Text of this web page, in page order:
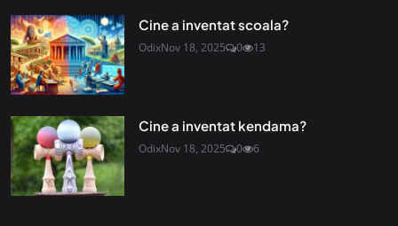
Cine a inventat scoala?
OdixNov 18, 2025 0 13
Cine a inventat kendama?
OdixNov 18, 2025 0 6